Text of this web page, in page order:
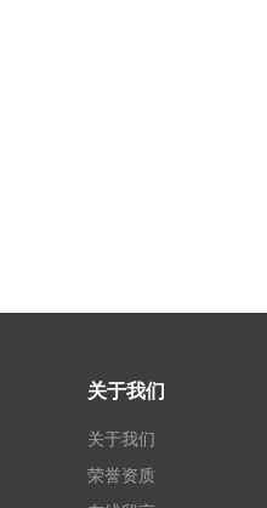
关于我们
关于我们
荣誉资质